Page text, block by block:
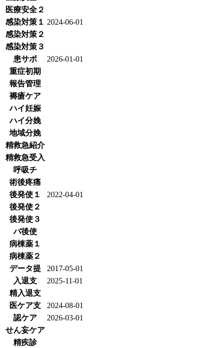
医療安全２
感染対策１ 2024-06-01
感染対策２
感染対策３
患サポ
2026-01-01
重症初期
報告管理
褥瘡ケア
ハイ妊娠
ハイ分娩
地域分娩
精救急紹介
精救急受入
呼吸チ
術後疼痛
後発使１
2022-04-01
後発使２
後発使３
バ後使
病棟薬１
病棟薬２
データ提
2017-05-01
入退支
2025-11-01
精入退支
医ケア支
2024-08-01
認ケア
2026-03-01
せん妄ケア
精疾診